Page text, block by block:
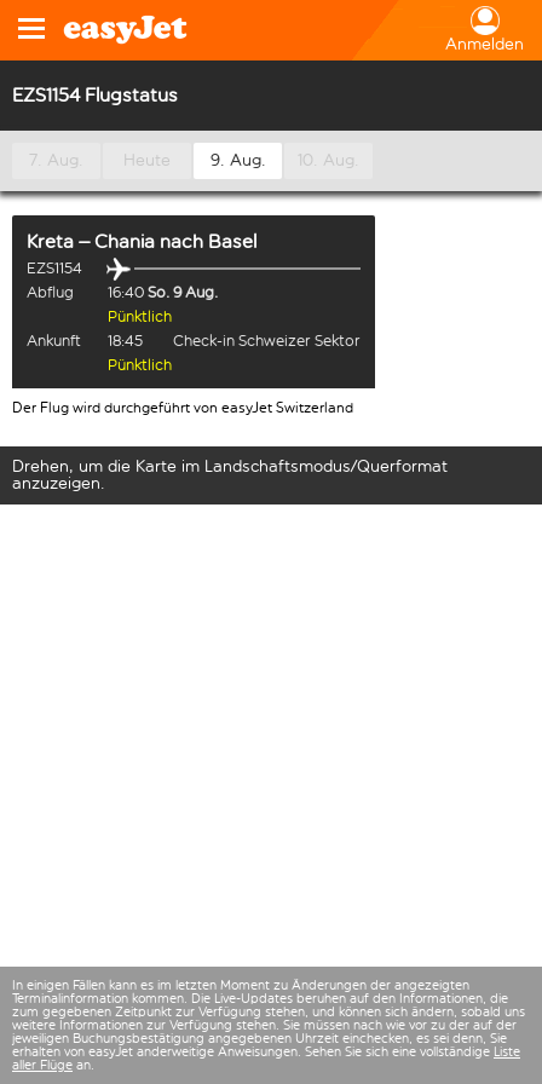
Anmelden
EZS1154 Flugstatus
7. Aug. Heute 9. Aug. 10. Aug.
Kreta – Chania nach Basel
EZS1154
Abflug
16:40 So. 9 Aug.
Pünktlich
Ankunft
18:45
Check-in Schweizer Sektor
Pünktlich
Der Flug wird durchgeführt von easyJet Switzerland
Drehen, um die Karte im Landschaftsmodus/Querformat
anzuzeigen.
In einigen Fällen kann es im letzten Moment zu Änderungen der angezeigten
Terminalinformation kommen. Die Live-Updates beruhen auf den Informationen, die
zum gegebenen Zeitpunkt zur Verfügung stehen, und können sich ändern, sobald uns
weitere Informationen zur Verfügung stehen. Sie müssen nach wie vor zu der auf der
jeweiligen Buchungsbestätigung angegebenen Uhrzeit einchecken, es sei denn, Sie
erhalten von easyJet anderweitige Anweisungen. Sehen Sie sich eine vollständige Liste
aller Flüge an.